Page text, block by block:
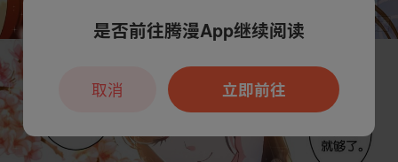
是否前往腾漫App继续阅读
立即前往
取消